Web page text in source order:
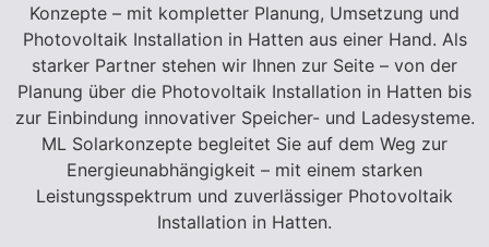
Konzepte – mit kompletter Planung, Umsetzung und
Photovoltaik Installation in Hatten aus einer Hand. Als
starker Partner stehen wir Ihnen zur Seite – von der
Planung über die Photovoltaik Installation in Hatten bis
zur Einbindung innovativer Speicher- und Ladesysteme.
ML Solarkonzepte begleitet Sie auf dem Weg zur
Energieunabhängigkeit – mit einem starken
Leistungsspektrum und zuverlässiger Photovoltaik
Installation in Hatten.